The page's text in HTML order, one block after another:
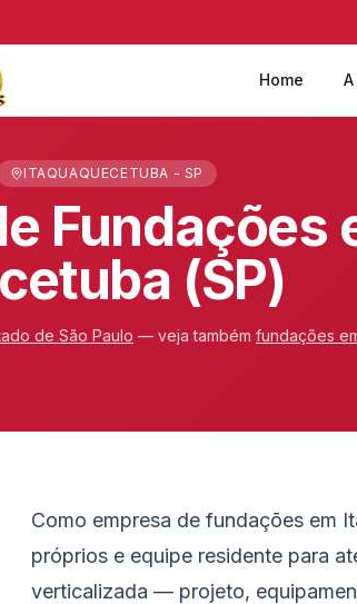
Home
ITAQUAQUECETUBA - SP
Fundações
(SP)
de São Paulo — veja também fundações
Como empresa de fundações em
próprios e equipe residente para
verticalizada — projeto,